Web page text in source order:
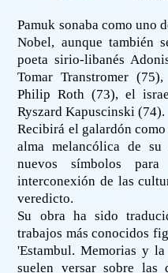
Pamuk sonaba como uno
Nobel, aunque también
poeta sirio-libanés
Tomar Transtromer
Philip Roth (73), el
Ryszard Kapuscinski (74).
Recibirá el galardón
alma melancólica de
nuevos símbolos
interconexión de las
veredicto.
Su obra ha sido
trabajos más conocidos
'Estambul. Memorias y
suelen versar sobre las